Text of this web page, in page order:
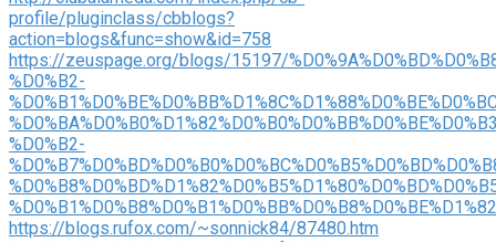
profile/pluginclass/cbblogs?
action=blogs&func=show&id=758
https://zeuspage.org/blogs/15197/
%D0%B2-
%D0%B2-
https://blogs.rufox.com/~sonnick84/87480.htm